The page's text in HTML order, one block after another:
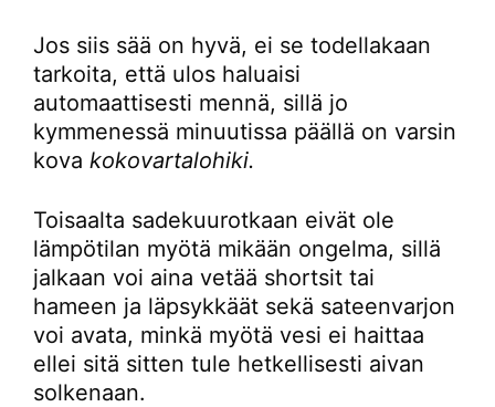
Jos siis sää on hyvä, ei se todellakaan
tarkoita, että ulos haluaisi
automaattisesti mennä, sillä jo
kymmenessä minuutissa päällä on varsin
kova kokovartalohiki.
Toisaalta sadekuurotkaan eivät ole
lämpötilan myötä mikään ongelma, sillä
jalkaan voi aina vetää shortsit tai
hameen ja läpsykkäät sekä sateenvarjon
voi avata, minkä myötä vesi ei haittaa
ellei sitä sitten tule hetkellisesti aivan
solkenaan.